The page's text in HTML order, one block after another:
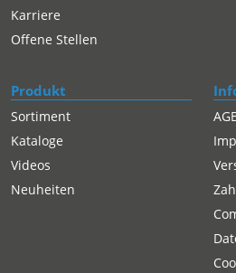
Karriere
Offene Stellen
Produkt
Sortiment
Kataloge
Videos
Neuheiten